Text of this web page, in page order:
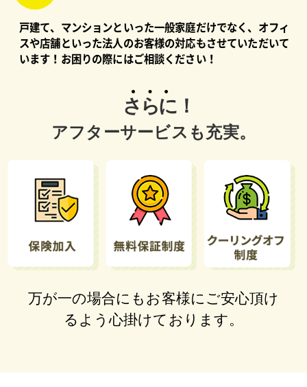
戸建て、マンションといった一般家庭だけでなく、オフィ
スや店舗といった法人のお客様の対応もさせていただいて
います！お困りの際にはご相談ください！
さらに！
アフターサービスも充実。
万が⼀の場合にもお客様にご安⼼頂け
るよう⼼掛けております。